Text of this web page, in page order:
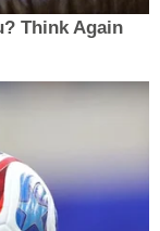
Think Again